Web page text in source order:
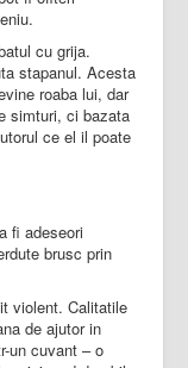
cu grija.
stapanul. Acesta
roaba lui, dar
simturi, ci bazata
ce el il poate
fi adeseori
brusc prin
violent. Calitatile
de ajutor in
un cuvant – o